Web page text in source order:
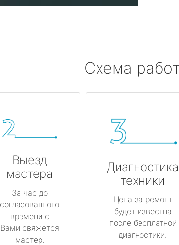
Схема
Выезд
мастера
За час до
согласованного
времени с
Вами свяжется
мастер.
Диагностика
техники
Цена за ремонт
будет известна
после бесплатной
диагностики.